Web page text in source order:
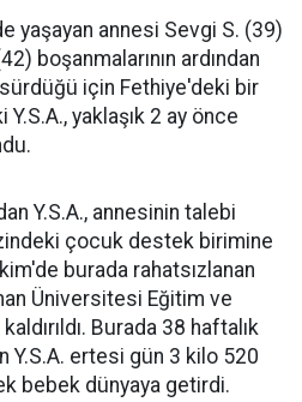
yaşayan annesi Sevgi S. (39)
boşanmalarının ardından
sürdüğü için Fethiye'deki bir
yaklaşık 2 ay önce
Y.S.A., annesinin talebi
çocuk destek birimine
burada rahatsızlanan
Üniversitesi Eğitim ve
Burada 38 haftalık
Y.S.A. ertesi gün 3 kilo 520
bebek dünyaya getirdi.